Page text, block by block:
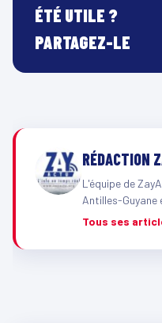
ÉTÉ UTILE ?
PARTAGEZ-LE
RÉDACTION
L'équipe de
Antilles-Guyane
Tous ses